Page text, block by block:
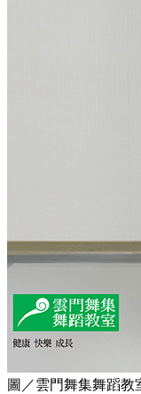
圖／雲門舞集舞蹈教